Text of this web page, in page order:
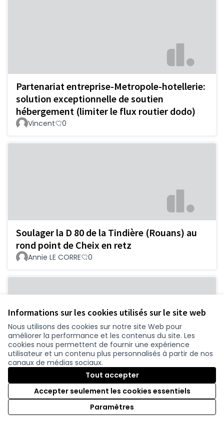
Informations sur les cookies utilisés sur le site web
Nous utilisons des cookies sur notre site Web pour
améliorer la performance et les contenus du site. Les
cookies nous permettent de fournir une expérience
utilisateur et un contenu plus personnalisés à partir de nos
canaux de médias sociaux.
Tout accepter
Accepter seulement les cookies essentiels
Paramètres
Partenariat entreprise-Metropole-hotellerie:
solution exceptionnelle de soutien
hébergement (limiter le flux routier dodo)
Vincent 0
Soulager la D 80 de la Tindière (Rouans) au
rond point de Cheix en retz
Annie LE CORRE 0
Contournement de Port Saint Père